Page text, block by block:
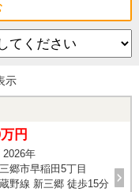
示
円
2026年
郷市早稲田5丁目
野線 新三郷 徒歩15分